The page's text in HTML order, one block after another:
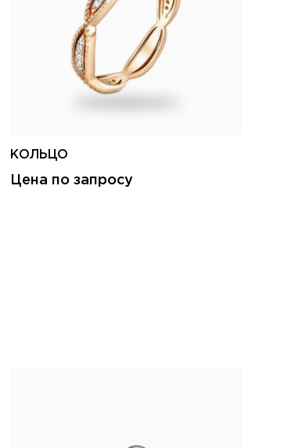
КОЛЬЦО
Цена по запросу